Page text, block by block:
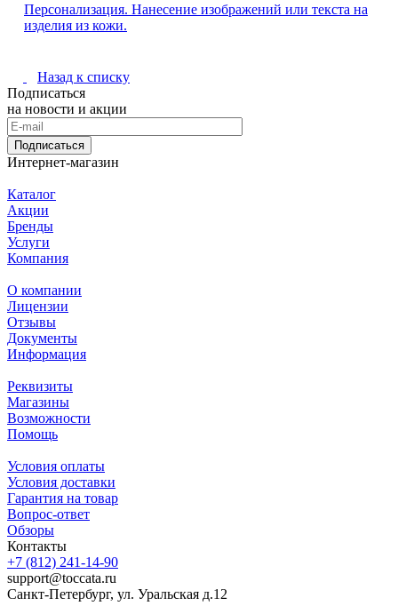
Персонализация. Нанесение изображений или текста на
изделия из кожи.
Назад к списку
Подписаться
на новости и акции
Подписаться
Интернет-магазин
Каталог
Акции
Бренды
Услуги
Компания
О компании
Лицензии
Отзывы
Документы
Информация
Реквизиты
Магазины
Возможности
Помощь
Условия оплаты
Условия доставки
Гарантия на товар
Вопрос-ответ
Обзоры
Контакты
+7 (812) 241-14-90
support@toccata.ru
Санкт-Петербург, ул. Уральская д.12